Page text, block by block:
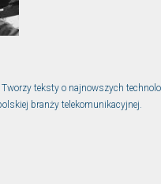
Tworzy teksty o najnowszych
branży telekomunikacyjnej.